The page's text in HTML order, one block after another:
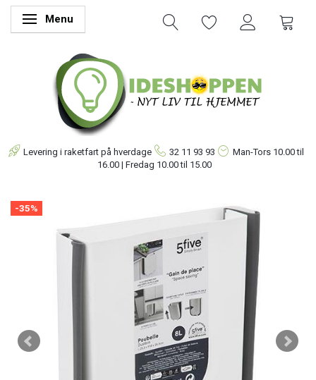
Skifte navigation
Menu
Levering i raketfart på hverdage 32 11 93 93 Man-Tors 10.00 til
16.00 | Fredag 10.00 til 15.00
-35%